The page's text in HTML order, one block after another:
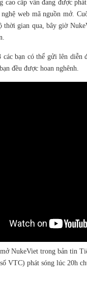
cao cấp vẫn đang được
web mã nguồn mở.
thời gian qua, bây giờ
bạn có thể gửi lên diễn
đều được hoan nghênh.
NukeViet trong bản tin
VTC) phát sóng lúc 20h